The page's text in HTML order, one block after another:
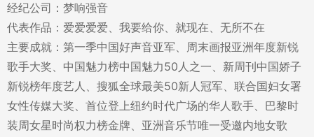
经纪公司：梦响强音
代表作品：爱爱爱爱、我要给你、就现在、无所不在
主要成就：第一季中国好声音亚军、周末画报亚洲年度新锐
歌手大奖、中国魅力榜中国魅力50人之一、新周刊中国娇子
新锐榜年度艺人、搜狐全球最美50新人冠军、联合国妇女署
女性传媒大奖、首位登上纽约时代广场的华人歌手、巴黎时
装周女星时尚权力榜金牌、亚洲音乐节唯一受邀内地女歌